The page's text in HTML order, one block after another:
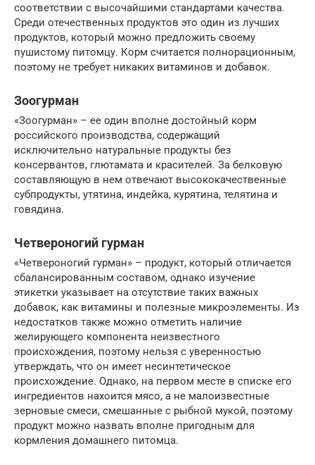
соответствии с высочайшими стандартами качества.
Среди отечественных продуктов это один из лучших
продуктов, который можно предложить своему
пушистому питомцу. Корм считается полнорационным,
поэтому не требует никаких витаминов и добавок.
Зоогурман
«Зоогурман» – ее один вполне достойный корм
российского производства, содержащий
исключительно натуральные продукты без
консервантов, глютамата и красителей. За белковую
составляющую в нем отвечают высококачественные
субпродукты, утятина, индейка, курятина, телятина и
говядина.
Четвероногий гурман
«Четвероногий гурман» – продукт, который отличается
сбалансированным составом, однако изучение
этикетки указывает на отсутствие таких важных
добавок, как витамины и полезные микроэлементы. Из
недостатков также можно отметить наличие
желирующего компонента неизвестного
происхождения, поэтому нельзя с уверенностью
утверждать, что он имеет несинтетическое
происхождение. Однако, на первом месте в списке его
ингредиентов нахоится мясо, а не малоизвестные
зерновые смеси, смешанные с рыбной мукой, поэтому
продукт можно назвать вполне пригодным для
кормления домашнего питомца.